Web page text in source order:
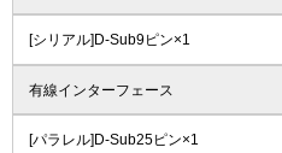
[シリアル]D-Sub9ピン×1
有線インターフェース
[パラレル]D-Sub25ピン×1